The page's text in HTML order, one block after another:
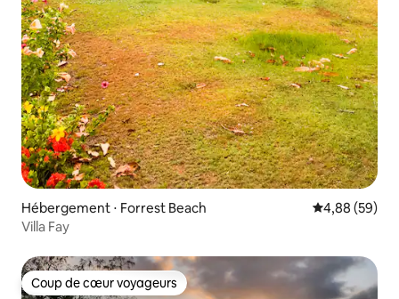
Hébergement ⋅ Forrest Beach Évaluation
4,88 (59)
Villa Fay
Coup de cœur voyageurs
Coup de cœur voyageurs